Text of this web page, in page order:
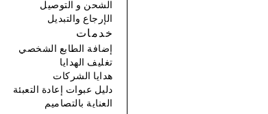
الشحن و التوصيل
الإرجاع والتبديل
خدمات
إضافة الطابع الشخصي
تغليف الهدايا
هدايا الشركات
دليل عبوات إعادة التعبئة
العناية بالتصاميم